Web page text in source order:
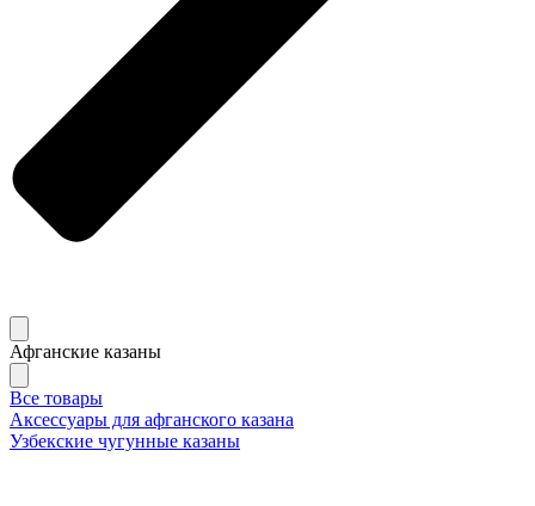
Афганские казаны
Все товары
Аксессуары для афганского казана
Узбекские чугунные казаны